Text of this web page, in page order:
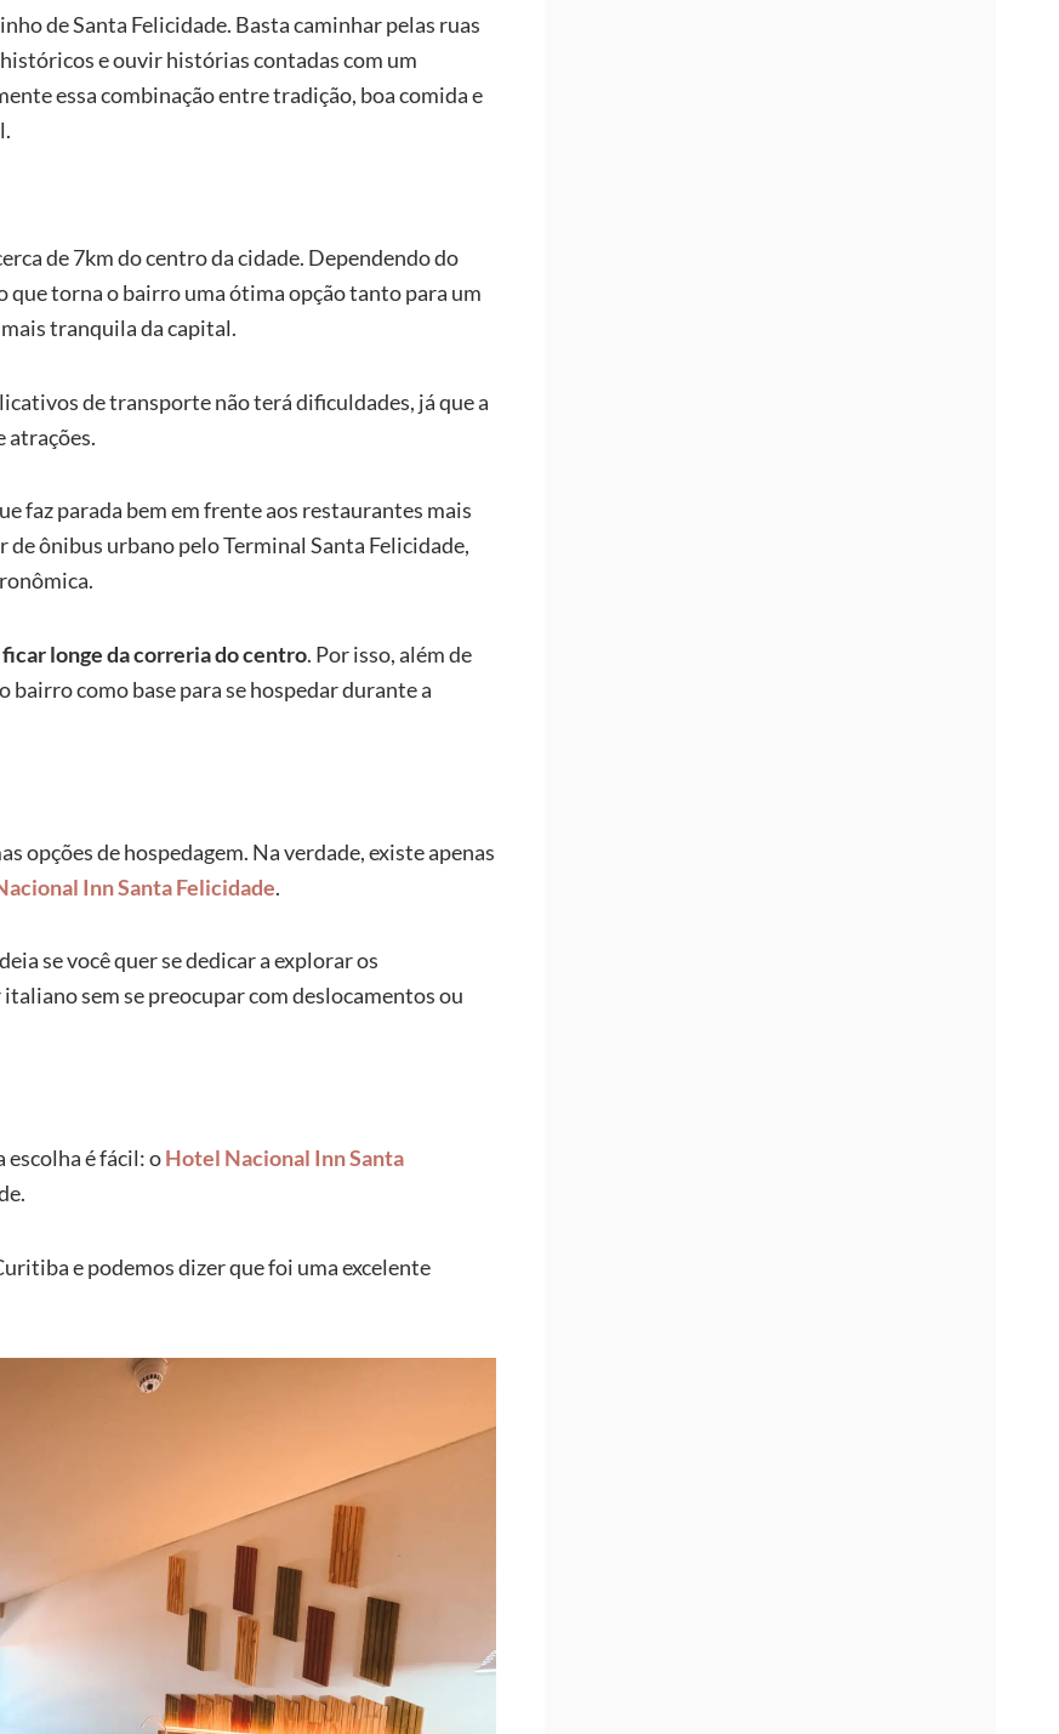
de Santa Felicidade. Basta caminhar pelas ruas
e ouvir histórias contadas com um
essa combinação entre tradição, boa comida e
de 7km do centro da cidade. Dependendo do
torna o bairro uma ótima opção tanto para um
tranquila da capital.
de transporte não terá dificuldades, já que a
atrações.
faz parada bem em frente aos restaurantes mais
de ônibus urbano pelo Terminal Santa Felicidade,
longe da correria do centro. Por isso, além de
como base para se hospedar durante a
opções de hospedagem. Na verdade, existe apenas
Inn Santa Felicidade.
se você quer se dedicar a explorar os
sem se preocupar com deslocamentos ou
escolha é fácil: oHotel Nacional Inn Santa
e podemos dizer que foi uma excelente